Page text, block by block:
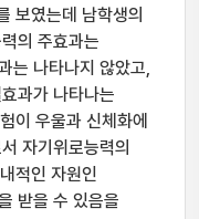
보였는데 남학생의
의 주효과는
는 나타나지 않았고,
과가 나타나는
이 우울과 신체화에
자기위로능력의
적인 자원인
받을 수 있음을